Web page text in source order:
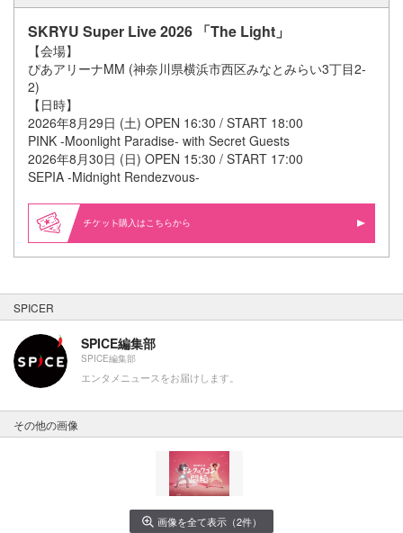
SKRYU Super Live 2026 「The Light」
【会場】
ぴあアリーナMM (神奈川県横浜市西区みなとみらい3丁目2-
2)
【日時】
2026年8月29日 (土) OPEN 16:30 / START 18:00
PINK -Moonlight Paradise- with Secret Guests
2026年8月30日 (日) OPEN 15:30 / START 17:00
SEPIA -Midnight Rendezvous-
購入はこちらから
SPICER
SPICE編集部
SPICE編集部
エンタメニュースをお届けします。
その他の画像
画像を全て表示（2件）